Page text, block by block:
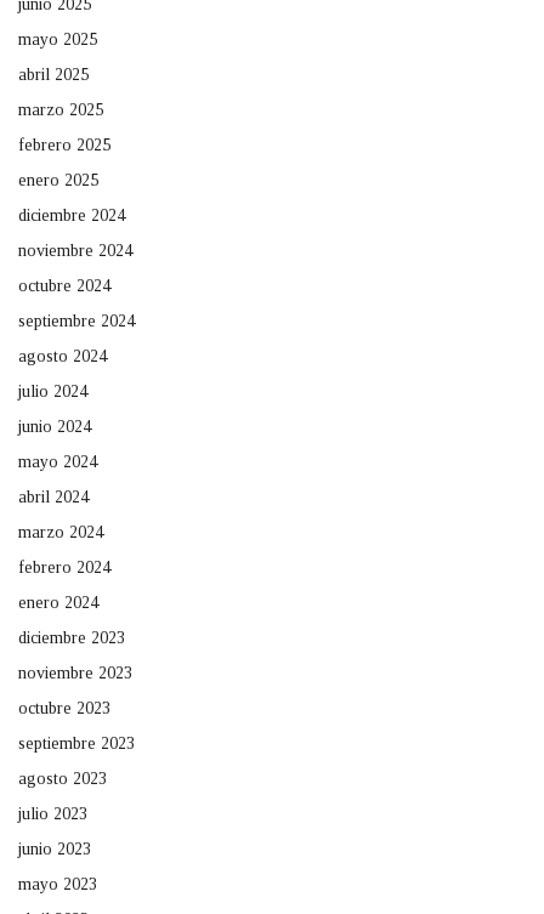
junio 2025
mayo 2025
abril 2025
marzo 2025
febrero 2025
enero 2025
diciembre 2024
noviembre 2024
octubre 2024
septiembre 2024
agosto 2024
julio 2024
junio 2024
mayo 2024
abril 2024
marzo 2024
febrero 2024
enero 2024
diciembre 2023
noviembre 2023
octubre 2023
septiembre 2023
agosto 2023
julio 2023
junio 2023
mayo 2023